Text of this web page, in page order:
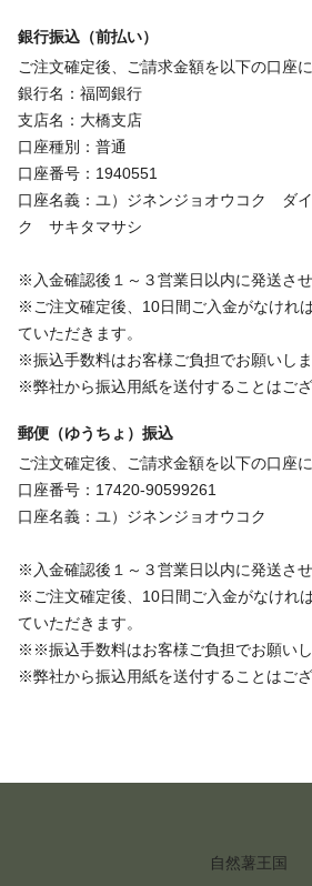
銀行振込（前払い）
ご注文確定後、ご請求金額を以下の口座
銀行名：福岡銀行
支店名：大橋支店
口座種別：普通
口座番号：1940551
口座名義：ユ）ジネンジョオウコク ダ
ク サキタマサシ
※入金確認後１～３営業日以内に発送させ
※ご注文確定後、10日間ご入金がなけれ
ていただきます。
※振込手数料はお客様ご負担でお願いしま
※弊社から振込用紙を送付することはござ
郵便（ゆうちょ）振込
ご注文確定後、ご請求金額を以下の口座
口座番号：17420-90599261
口座名義：ユ）ジネンジョオウコク
※入金確認後１～３営業日以内に発送させ
※ご注文確定後、10日間ご入金がなけれ
ていただきます。
※※振込手数料はお客様ご負担でお願いし
※弊社から振込用紙を送付することはござ
自然薯王国